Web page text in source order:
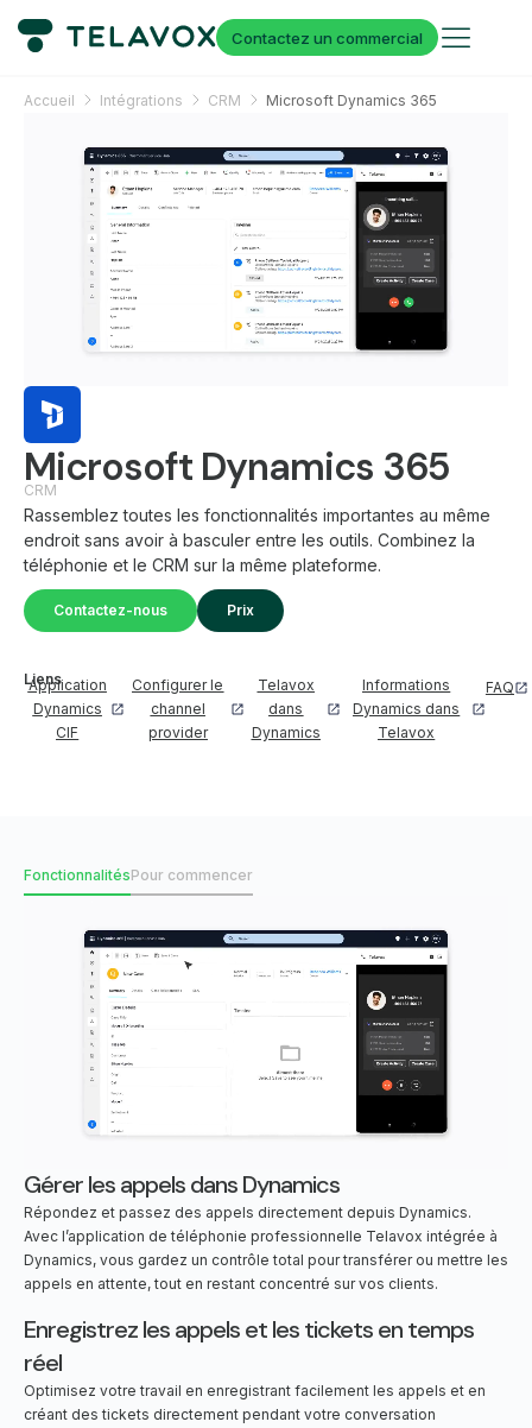
Contactez un commercial
Accueil Intégrations CRM Microsoft Dynamics 365
Microsoft Dynamics 365
CRM
Rassemblez toutes les fonctionnalités importantes au même
endroit sans avoir à basculer entre les outils. Combinez la
téléphonie et le CRM sur la même plateforme.
Contactez-nous Prix
Liens
Application
Dynamics
CIF
Configurer le
channel
provider
Telavox
dans
Dynamics
Informations
Dynamics dans
Telavox
FAQ
FonctionnalitésPour commencer
Gérer les appels dans Dynamics
Répondez et passez des appels directement depuis Dynamics.
Avec l’application de téléphonie professionnelle Telavox intégrée à
Dynamics, vous gardez un contrôle total pour transférer ou mettre les
appels en attente, tout en restant concentré sur vos clients.
Enregistrez les appels et les tickets en temps
réel
Optimisez votre travail en enregistrant facilement les appels et en
créant des tickets directement pendant votre conversation